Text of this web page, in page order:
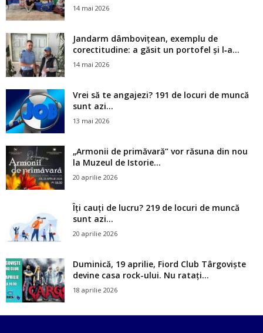
14 mai 2026
Jandarm dâmbovițean, exemplu de
corectitudine: a găsit un portofel și l‑a...
14 mai 2026
Vrei să te angajezi? 191 de locuri de muncă
sunt azi...
13 mai 2026
„Armonii de primăvară” vor răsuna din nou
la Muzeul de Istorie...
20 aprilie 2026
Îți cauți de lucru? 219 de locuri de muncă
sunt azi...
20 aprilie 2026
Duminică, 19 aprilie, Fiord Club Târgoviște
devine casa rock-ului. Nu ratați...
18 aprilie 2026